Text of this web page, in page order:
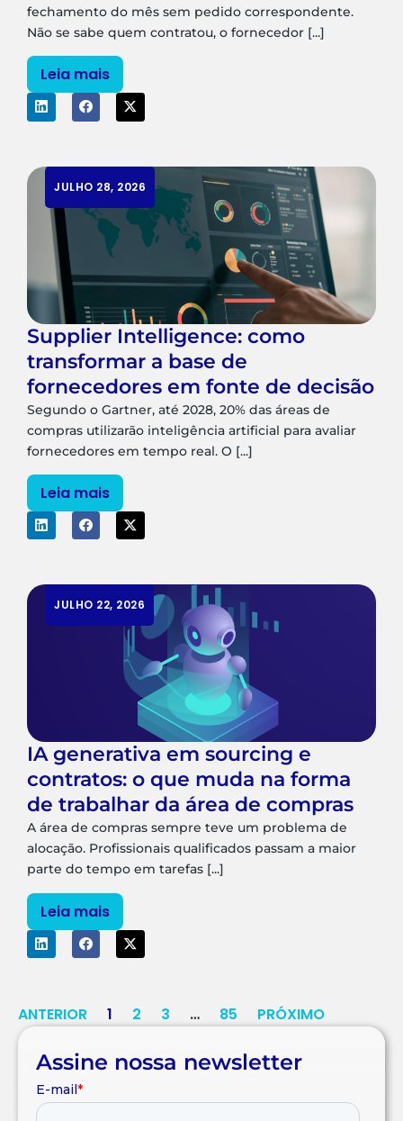
fechamento do mês sem pedido correspondente.
Não se sabe quem contratou, o fornecedor [...]
Leia mais
JULHO 28, 2026
Supplier Intelligence: como
transformar a base de
fornecedores em fonte de decisão
Segundo o Gartner, até 2028, 20% das áreas de
compras utilizarão inteligência artificial para avaliar
fornecedores em tempo real. O [...]
Leia mais
JULHO 22, 2026
IA generativa em sourcing e
contratos: o que muda na forma
de trabalhar da área de compras
A área de compras sempre teve um problema de
alocação. Profissionais qualificados passam a maior
parte do tempo em tarefas [...]
Leia mais
ANTERIOR 1 2 3 … 85 PRÓXIMO
Assine nossa newsletter